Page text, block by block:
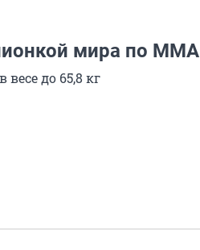
мира по ММА
до 65,8 кг